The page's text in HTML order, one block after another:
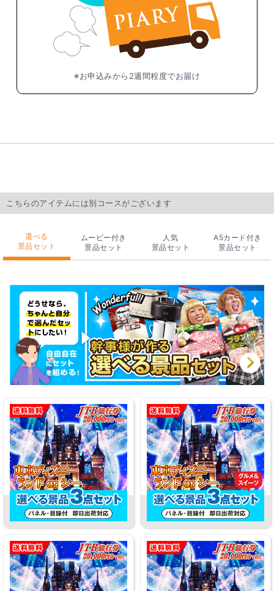
※お申込みから2週間程度でお届け
こちらのアイテムには別コースがございます
選べる
景品セット
ムービー付き
景品セット
人気
景品セット
A5カード付き
景品セット